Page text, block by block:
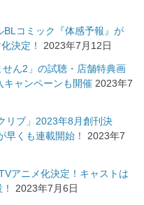
コミック『体感予報』が
決定！
2023年7月12日
ん2」の試聴・店舗特典画
キャンペーンも開催 2023年7
リブ」2023年8月創刊決
くも連載開始！
2023年7
アニメ化決定！キャストは
2023年7月6日